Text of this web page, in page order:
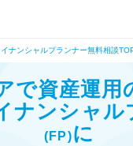
イナンシャルプランナー無料相談
で資産運用
ナンシャル
(FP)に